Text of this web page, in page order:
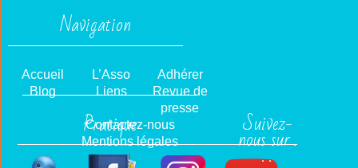
Navigation
Accueil L’Asso
Adhérer
Blog
Liens
Revue de
presse
Pratique
Contactez-nous
Mentions légales
Suivez-
nous sur .
. .